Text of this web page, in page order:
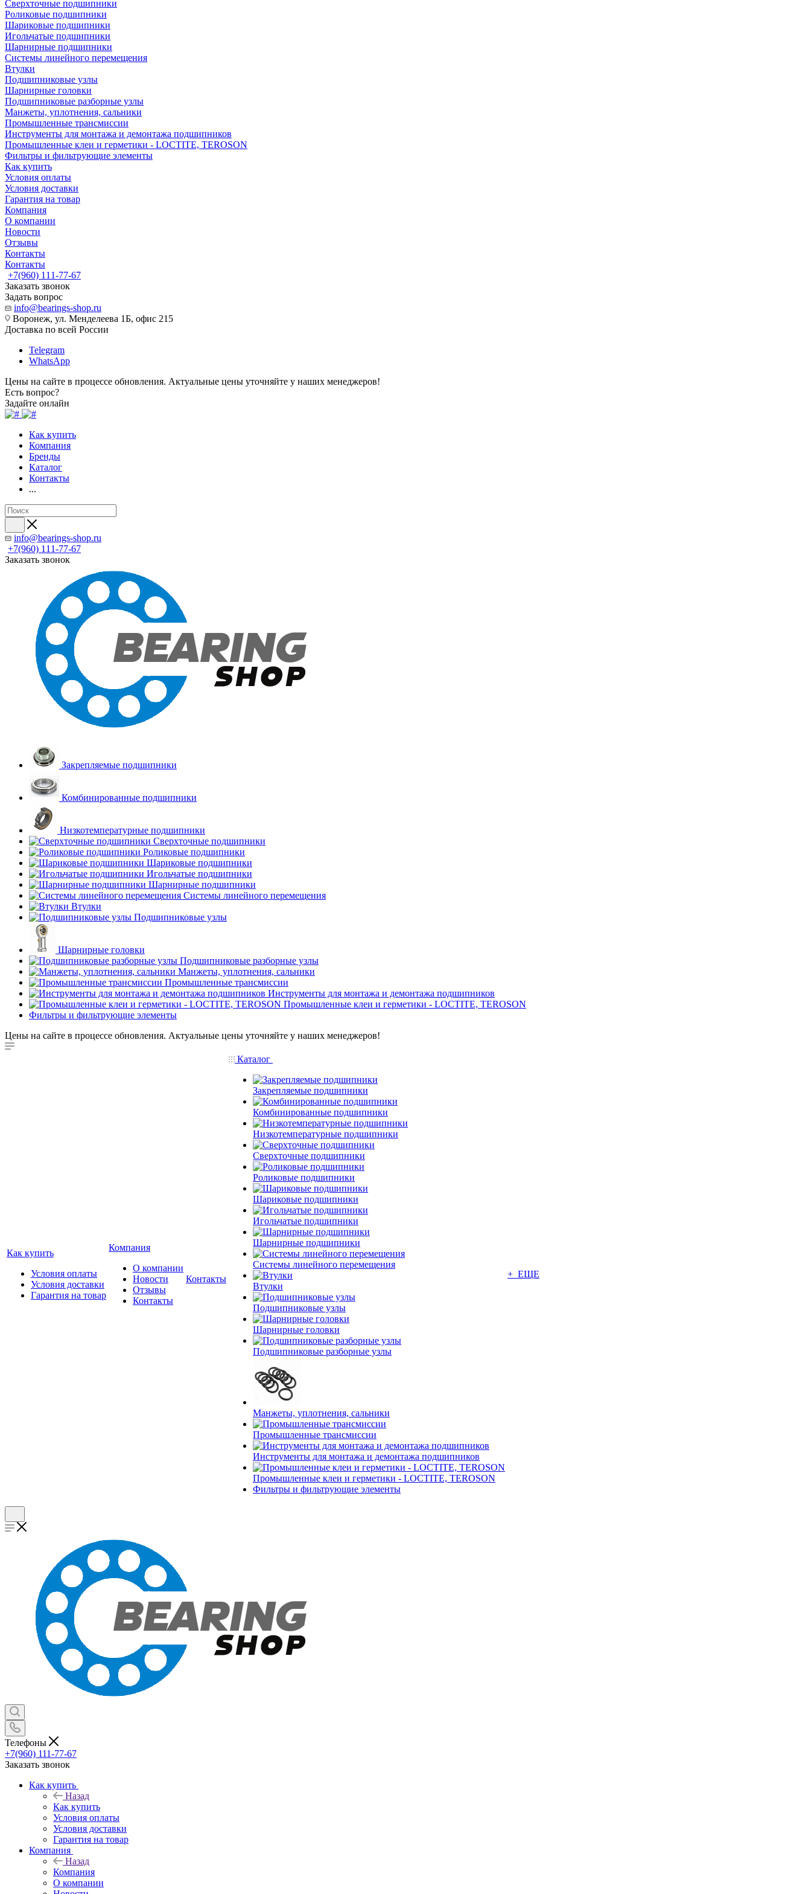
Сверхточные подшипники
Роликовые подшипники
Шариковые подшипники
Игольчатые подшипники
Шарнирные подшипники
Системы линейного перемещения
Втулки
Подшипниковые узлы
Шарнирные головки
Подшипниковые разборные узлы
Манжеты, уплотнения, сальники
Промышленные трансмиссии
Инструменты для монтажа и демонтажа подшипников
Промышленные клеи и герметики - LOCTITE, TEROSON
Фильтры и фильтрующие элементы
Как купить
Условия оплаты
Условия доставки
Гарантия на товар
Компания
О компании
Новости
Отзывы
Контакты
Контакты
+7(960) 111-77-67
Заказать звонок
Задать вопрос
info@bearings-shop.ru
Воронеж, ул. Менделеева 1Б, офис 215
Доставка по всей России
Telegram
WhatsApp
Цены на сайте в процессе обновления. Актуальные цены уточняйте у наших менеджеров!
Есть вопрос?
Задайте онлайн
Как купить
Компания
Бренды
Каталог
Контакты
...
info@bearings-shop.ru
+7(960) 111-77-67
Заказать звонок
Закрепляемые подшипники
Комбинированные подшипники
Низкотемпературные подшипники
Сверхточные подшипники
Роликовые подшипники
Шариковые подшипники
Игольчатые подшипники
Шарнирные подшипники
Системы линейного перемещения
Втулки
Подшипниковые узлы
Шарнирные головки
Подшипниковые разборные узлы
Манжеты, уплотнения, сальники
Промышленные трансмиссии
Инструменты для монтажа и демонтажа подшипников
Промышленные клеи и герметики - LOCTITE, TEROSON
Фильтры и фильтрующие элементы
Цены на сайте в процессе обновления. Актуальные цены уточняйте у наших менеджеров!
Как купить
Условия оплаты
Условия доставки
Гарантия на товар
Компания
О компании
Новости
Отзывы
Контакты
Контакты
Каталог
Закрепляемые подшипники
Комбинированные подшипники
Низкотемпературные подшипники
Сверхточные подшипники
Роликовые подшипники
Шариковые подшипники
Игольчатые подшипники
Шарнирные подшипники
Системы линейного перемещения
Втулки
Подшипниковые узлы
Шарнирные головки
Подшипниковые разборные узлы
Манжеты, уплотнения, сальники
Промышленные трансмиссии
Инструменты для монтажа и демонтажа подшипников
Промышленные клеи и герметики - LOCTITE, TEROSON
Фильтры и фильтрующие элементы
+ ЕЩЕ
Телефоны
+7(960) 111-77-67
Заказать звонок
Как купить
Назад
Как купить
Условия оплаты
Условия доставки
Гарантия на товар
Компания
Назад
Компания
О компании